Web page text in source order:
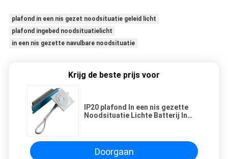
plafond in een nis gezet noodsituatie geleid licht
plafond ingebed noodsituatielicht
in een nis gezette navulbare noodsituatie
Krijg de beste prijs voor
IP20 plafond In een nis gezette
Noodsituatie Lichte Batterij In
Doorgaan